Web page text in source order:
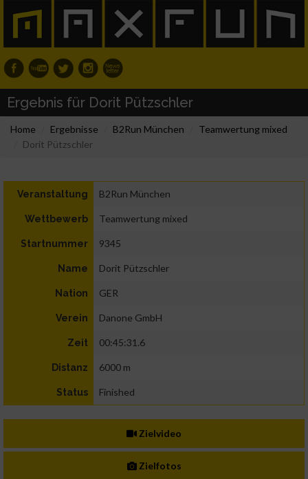
Ergebnis für Dorit Pützschler
Home Ergebnisse B2Run München
Teamwertung mixed
Dorit Pützschler
Veranstaltung B2Run München
Wettbewerb Teamwertung mixed
Startnummer 9345
Name Dorit Pützschler
Nation GER
Verein Danone GmbH
Zeit 00:45:31.6
Distanz 6000 m
Status Finished
Zielvideo
Zielfotos